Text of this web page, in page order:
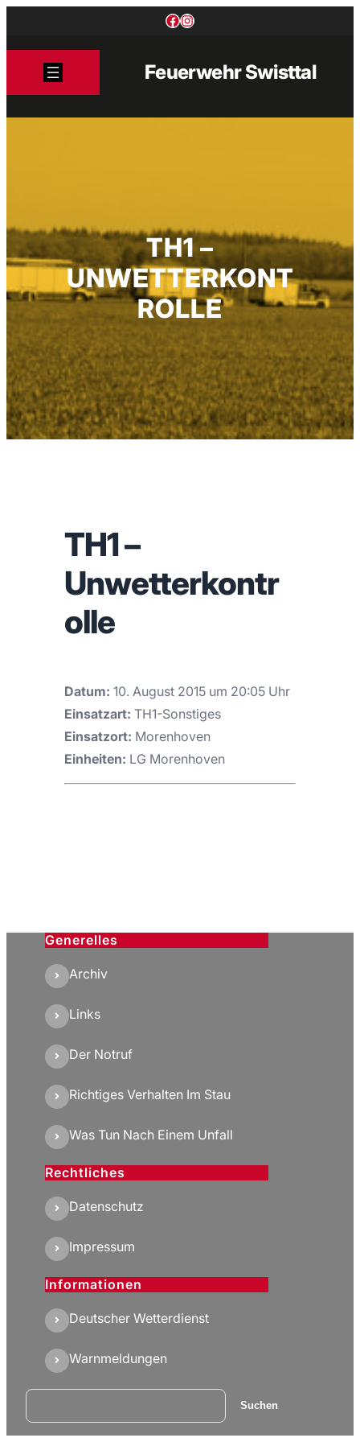
Facebook
Instagram
Feuerwehr Swisttal
TH1 –
UNWETTERKONT
ROLLE
TH1 –
Unwetterkontr
olle
Datum: 10. August 2015 um 20:05 Uhr
Einsatzart: TH1-Sonstiges
Einsatzort: Morenhoven
Einheiten: LG Morenhoven
Generelles
Archiv
Links
Der Notruf
Richtiges Verhalten Im Stau
Was Tun Nach Einem Unfall
Rechtliches
Datenschutz
Impressum
Informationen
Deutscher Wetterdienst
Warnmeldungen
Suchen Suchen